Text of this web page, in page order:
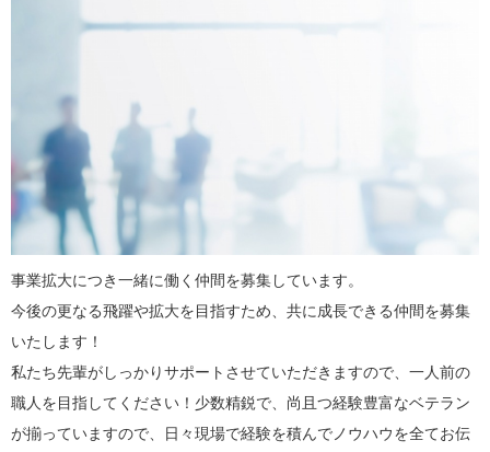
事業拡大につき一緒に働く仲間を募集しています。
今後の更なる飛躍や拡大を目指すため、共に成長できる仲間を募集
いたします！
私たち先輩がしっかりサポートさせていただきますので、一人前の
職人を目指してください！少数精鋭で、尚且つ経験豊富なベテラン
が揃っていますので、日々現場で経験を積んでノウハウを全てお伝